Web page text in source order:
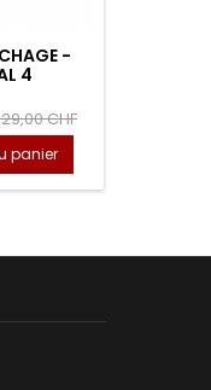
-
4
CHF
panier